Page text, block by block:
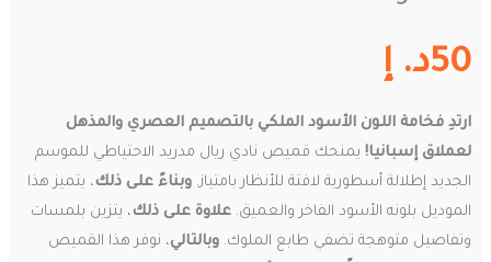
50د. إ
ارتدِ فخامة اللون الأسود الملكي بالتصميم العصري والمذهل
لعملاق إسبانيا! يمنحك قميص نادي ريال مدريد الاحتياطي للموسم
الجديد إطلالة أسطورية لافتة للأنظار بامتياز.وبناءً على ذلك، يتميز هذا
الموديل بلونه الأسود الفاخر والعميق.علاوة على ذلك، يتزين بلمسات
وتفاصيل متوهجة تضفي طابع الملوك.وبالتالي، نوفر هذا القميص